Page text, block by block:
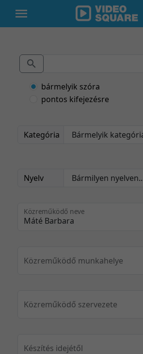
bármelyik szóra
pontos kifejezésre
Kategória
Nyelv
Közreműködő neve
Közreműködő munkahelye
Közreműködő szervezete
Készítés idejétől